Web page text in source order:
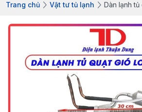
Trang chủ Vật tư tủ lạnh Dàn lạnh